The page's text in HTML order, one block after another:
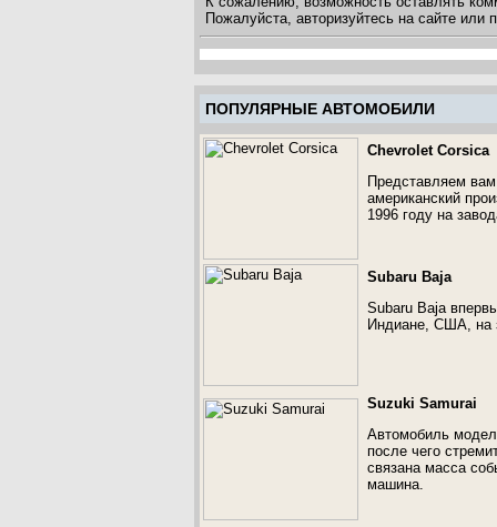
Пожалуйста, авторизуйтесь на сайте
ПОПУЛЯРНЫЕ АВТОМОБИЛИ
Chevrolet Corsica
Представляем
американский
1996 году на
Subaru Baja
Subaru Baja
Индиане, США, на
Suzuki Samurai
Автомобиль
после чего
связана масса
машина.